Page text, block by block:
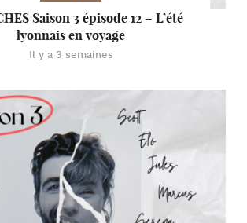
Saison 3 épisode 12 – L’été
lyonnais en voyage
Il y a 3 semaines